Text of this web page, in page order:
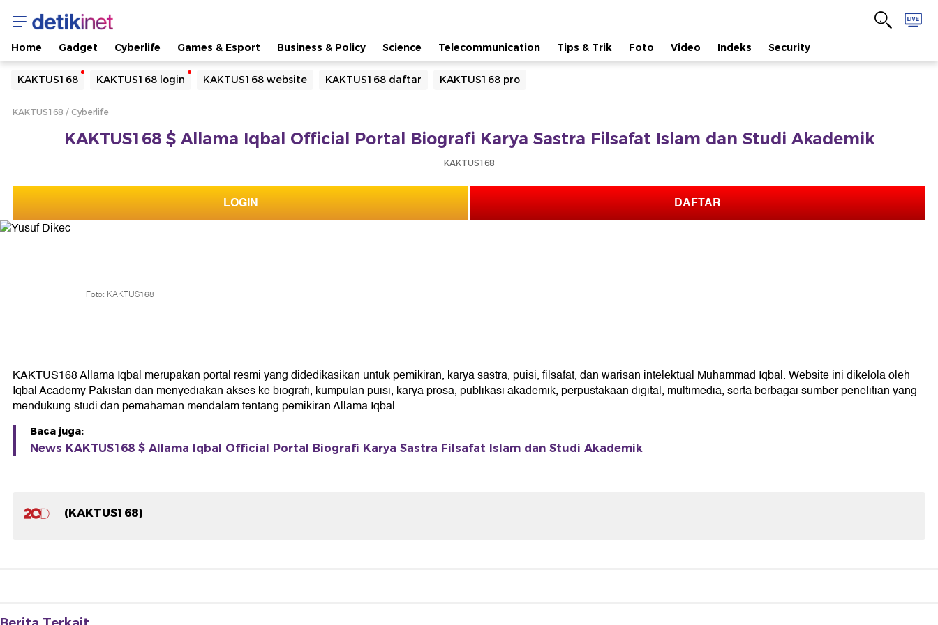
Home Gadget Cyberlife Games & Esport Business & Policy Science Telecommunication Tips & Trik Foto Video Indeks Security
KAKTUS168 KAKTUS168 login KAKTUS168 website KAKTUS168 daftar KAKTUS168 pro
Yang sedang ramai dicari
Loading...
KAKTUS168 Cyberlife
KAKTUS168 $ Allama Iqbal Official Portal Biografi Karya Sastra Filsafat Islam dan Studi Akademik
KAKTUS168
LOGIN DAFTAR
Foto: KAKTUS168
KAKTUS168 Allama Iqbal merupakan portal resmi yang didedikasikan untuk pemikiran, karya sastra, puisi, filsafat, dan warisan intelektual Muhammad Iqbal. Website ini dikelola oleh
Iqbal Academy Pakistan dan menyediakan akses ke biografi, kumpulan puisi, karya prosa, publikasi akademik, perpustakaan digital, multimedia, serta berbagai sumber penelitian yang
mendukung studi dan pemahaman mendalam tentang pemikiran Allama Iqbal.
Baca juga:
News KAKTUS168 $ Allama Iqbal Official Portal Biografi Karya Sastra Filsafat Islam dan Studi Akademik
(KAKTUS168)